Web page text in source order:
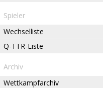
Spieler
Wechselliste
Q-TTR-Liste
Archiv
Wettkampfarchiv